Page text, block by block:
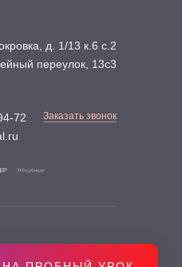
д. 1/13 к.6 с.2
переулок, 13с3
72
Заказать звонок